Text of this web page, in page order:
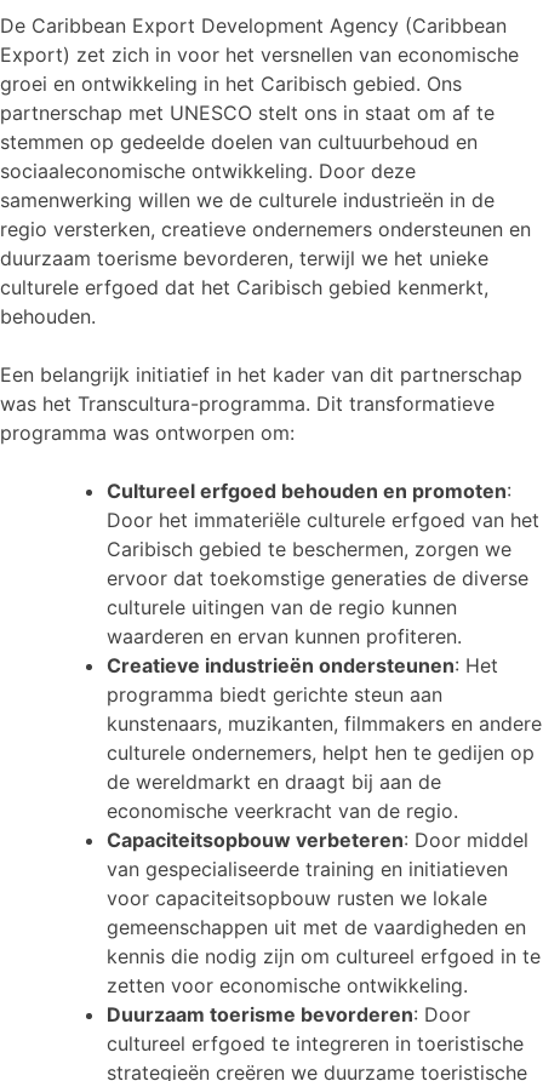
De Caribbean Export Development Agency (Caribbean
Export) zet zich in voor het versnellen van economische
groei en ontwikkeling in het Caribisch gebied. Ons
partnerschap met UNESCO stelt ons in staat om af te
stemmen op gedeelde doelen van cultuurbehoud en
sociaaleconomische ontwikkeling. Door deze
samenwerking willen we de culturele industrieën in de
regio versterken, creatieve ondernemers ondersteunen en
duurzaam toerisme bevorderen, terwijl we het unieke
culturele erfgoed dat het Caribisch gebied kenmerkt,
behouden.
Een belangrijk initiatief in het kader van dit partnerschap
was het Transcultura-programma. Dit transformatieve
programma was ontworpen om:
Cultureel erfgoed behouden en promoten:
Door het immateriële culturele erfgoed van het
Caribisch gebied te beschermen, zorgen we
ervoor dat toekomstige generaties de diverse
culturele uitingen van de regio kunnen
waarderen en ervan kunnen profiteren.
Creatieve industrieën ondersteunen: Het
programma biedt gerichte steun aan
kunstenaars, muzikanten, filmmakers en andere
culturele ondernemers, helpt hen te gedijen op
de wereldmarkt en draagt bij aan de
economische veerkracht van de regio.
Capaciteitsopbouw verbeteren: Door middel
van gespecialiseerde training en initiatieven
voor capaciteitsopbouw rusten we lokale
gemeenschappen uit met de vaardigheden en
kennis die nodig zijn om cultureel erfgoed in te
zetten voor economische ontwikkeling.
Duurzaam toerisme bevorderen: Door
cultureel erfgoed te integreren in toeristische
strategieën creëren we duurzame toeristische